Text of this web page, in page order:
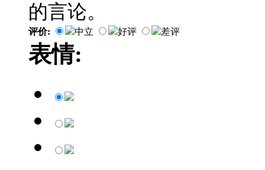
的言论。
评价: 中立 好评 差评
表情: